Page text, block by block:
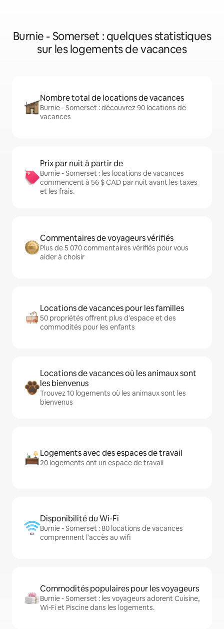
Burnie - Somerset : quelques statistiques
sur les logements de vacances
Nombre total de locations de vacances
Burnie - Somerset : découvrez 90 locations de
vacances
Prix par nuit à partir de
Burnie - Somerset : les locations de vacances
commencent à 56 $ CAD par nuit avant les taxes
et les frais.
Commentaires de voyageurs vérifiés
Plus de 5 070 commentaires vérifiés pour vous
aider à choisir
Locations de vacances pour les familles
50 propriétés offrent plus d'espace et des
commodités pour les enfants
Locations de vacances où les animaux sont
les bienvenus
Trouvez 10 logements où les animaux sont les
bienvenus
Logements avec des espaces de travail
20 logements ont un espace de travail
Disponibilité du Wi-Fi
Burnie - Somerset : 80 locations de vacances
comprennent l'accès au wifi
Commodités populaires pour les voyageurs
Burnie - Somerset : les voyageurs adorent Cuisine,
Wi-Fi et Piscine dans les logements.